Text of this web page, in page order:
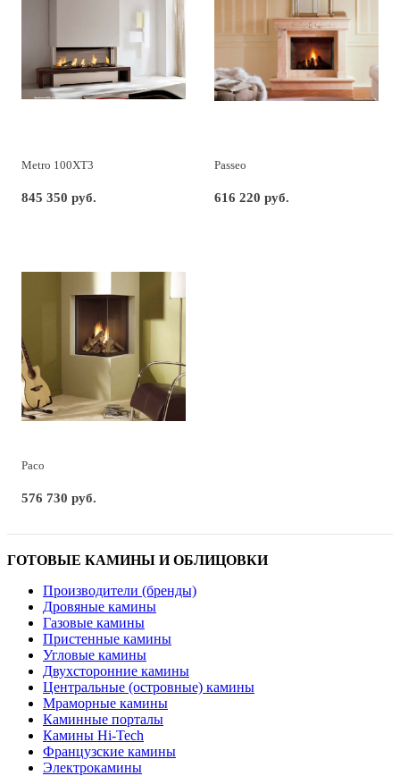
Metro 100XT3
845 350 руб.
Passeo
616 220 руб.
Paco
576 730 руб.
ГОТОВЫЕ КАМИНЫ И ОБЛИЦОВКИ
Производители (бренды)
Дровяные камины
Газовые камины
Пристенные камины
Угловые камины
Двухсторонние камины
Центральные (островные) камины
Мраморные камины
Каминные порталы
Камины Hi-Tech
Французские камины
Электрокамины